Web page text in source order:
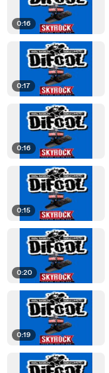
0:16
0:17
0:16
0:15
0:20
0:19